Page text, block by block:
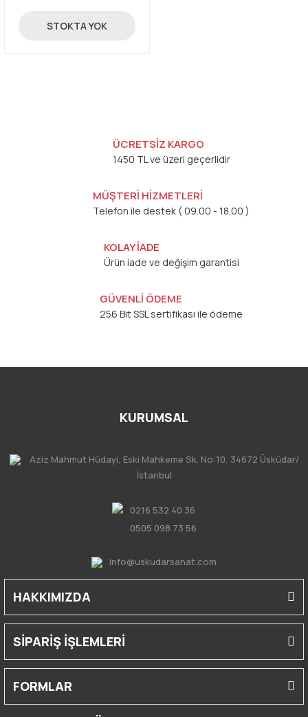
259,00 TL
STOKTA YOK
ÜCRETSİZ KARGO
1450 TL ve üzeri geçerlidir
MÜŞTERİ HİZMETLERİ
Telefon ile destek ( 09.00 - 18.00 )
KOLAY İADE
Ürün iade ve değişim garantisi
GÜVENLİ ÖDEME
256 Bit SSL sertifikası ile ödeme
KURUMSAL
Aziz Mahmut Hüdayi, Eski Mahkeme Sk. No:10, 34672 Üsküdar/
İstanbul
0216 532 40 36
0505 098 73 56
info@uskudarsanat.com
HAKKIMIZDA
SİPARİŞ İŞLEMLERİ
FORMLAR